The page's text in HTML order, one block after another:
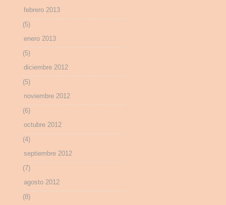
febrero 2013
(5)
enero 2013
(5)
diciembre 2012
(5)
noviembre 2012
(6)
octubre 2012
(4)
septiembre 2012
(7)
agosto 2012
(8)